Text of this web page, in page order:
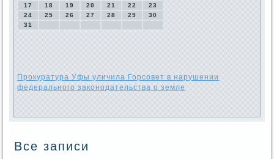
17
18 19 20 21 22
23
24
25 26 27 28 29
30
31
Прокуратура Уфы уличила Горсовет в нарушении
федерального законодательства о земле
Все записи